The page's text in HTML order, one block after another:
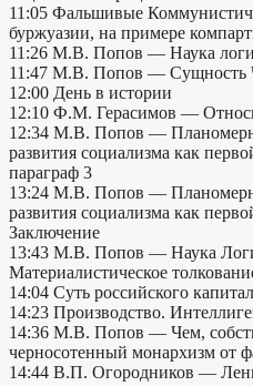
11:05 Фальшивые
буржуазии, на примере
11:26 М.В. Попов — Наука
11:47 М.В. Попов — Сущность
12:00 День в истории
12:10 Ф.М. Герасимов —
12:34 М.В. Попов —
развития социализма как
параграф 3
13:24 М.В. Попов —
развития социализма как
Заключение
13:43 М.В. Попов — Наука
Материалистическое
14:04 Суть российского
14:23 Производство.
14:36 М.В. Попов — Чем,
черносотенный монархизм от
14:44 В.П. Огородников —